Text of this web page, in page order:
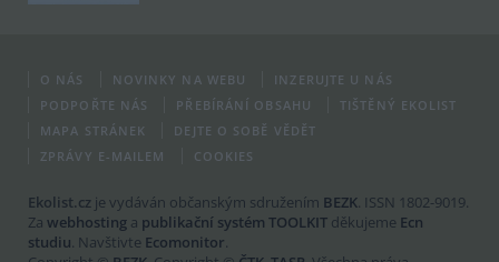
O NÁS NOVINKY NA WEBU
INZERUJTE U NÁS
PODPOŘTE NÁS
PŘEBÍRÁNÍ OBSAHU
TIŠTĚNÝ EKOLIST
MAPA STRÁNEK
DEJTE O SOBĚ VĚDĚT
ZPRÁVY E-MAILEM
COOKIES
Ekolist.cz je vydáván občanským sdružením BEZK. ISSN 1802-9019.
Za webhosting a publikační systém TOOLKIT děkujeme Ecn
studiu. Navštivte Ecomonitor.